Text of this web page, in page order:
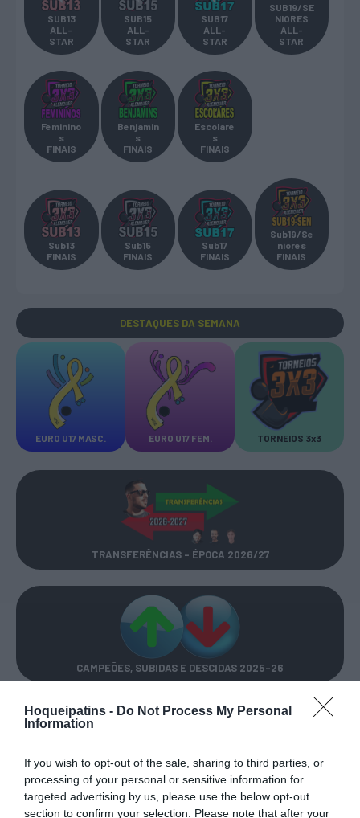
Hoqueipatins - Do Not Process My Personal
Information
If you wish to opt-out of the sale, sharing to third parties, or
processing of your personal or sensitive information for
targeted advertising by us, please use the below opt-out
section to confirm your selection. Please note that after your
SUB13
ALL-
STAR
SUB15
ALL-
STAR
SUB17
ALL-
STAR
SUB19/SE
NIORES
ALL-
STAR
Feminino
s
FINAIS
Benjamin
s
FINAIS
Escolare
s
FINAIS
Sub13
FINAIS
Sub15
FINAIS
Sub17
FINAIS
Sub19/Se
niores
FINAIS
DESTAQUES DA SEMANA
EURO U17 MASC. EURO U17 FEM. TORNEIOS 3x3
TRANSFERÊNCIAS - ÉPOCA 2026/27
CAMPEÕES, SUBIDAS E DESCIDAS 2025-26
JOGOS EM DIRETO
ÚLTIMOS
RESULTADOS
PRÓXIMOS
JOGOS
RESULTADOS NOMEAÇÕES